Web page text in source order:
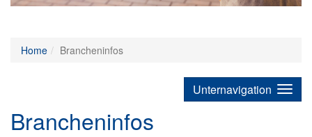
Home Brancheninfos
Unternavigation
Brancheninfos